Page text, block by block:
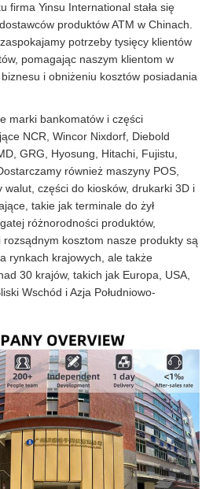
firma Yinsu International stała się
produktów ATM w Chinach.
potrzeby tysięcy klientów
pomagając naszym klientom w
i obniżeniu kosztów posiadania
marki bankomatów i części
NCR, Wincor Nixdorf, Diebold
GRG, Hyosung, Hitachi, Fujistu,
również maszyny POS,
walut, części do kiosków, drukarki 3D i
takie jak terminale do żył
różnorodności produktów,
rozsądnym kosztom nasze produkty są
rynkach krajowych, ale także
30 krajów, takich jak Europa, USA,
Wschód i Azja Południowo-